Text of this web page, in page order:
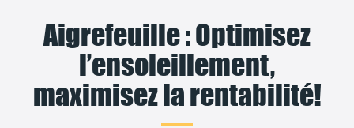
Aigrefeuille : Optimisez
l’ensoleillement,
maximisez la rentabilité!